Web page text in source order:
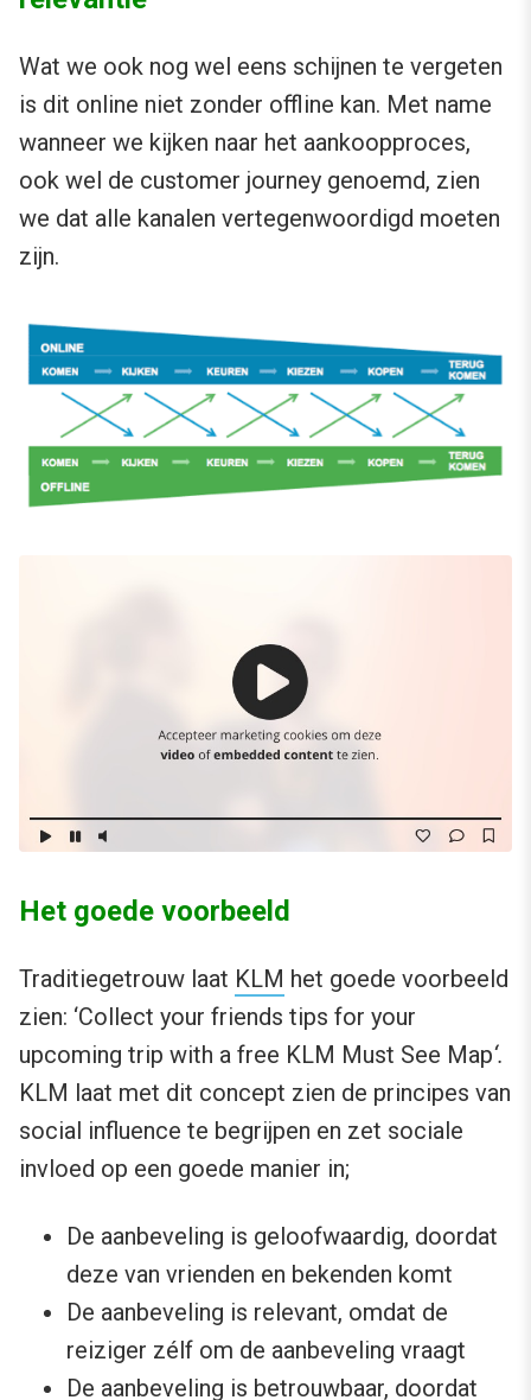
Wat we ook nog wel eens schijnen te vergeten
is dit online niet zonder offline kan. Met name
wanneer we kijken naar het aankoopproces,
ook wel de customer journey genoemd, zien
we dat alle kanalen vertegenwoordigd moeten
zijn.
Het goede voorbeeld
Traditiegetrouw laat KLM het goede voorbeeld
zien: ‘Collect your friends tips for your
upcoming trip with a free KLM Must See Map‘.
KLM laat met dit concept zien de principes van
social influence te begrijpen en zet sociale
invloed op een goede manier in;
De aanbeveling is geloofwaardig, doordat
deze van vrienden en bekenden komt
De aanbeveling is relevant, omdat de
reiziger zélf om de aanbeveling vraagt
De aanbeveling is betrouwbaar, doordat